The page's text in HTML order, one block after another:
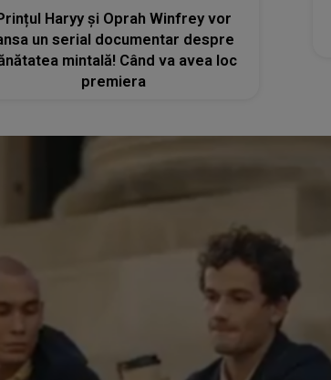
Haryy și Oprah Winfrey vor
un serial documentar despre
mintală! Când va avea loc
premiera